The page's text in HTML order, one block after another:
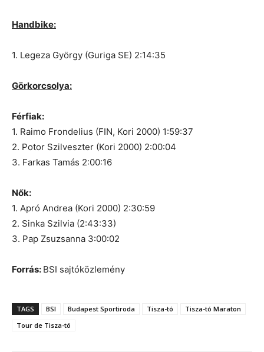
Handbike:
1. Legeza György (Guriga SE) 2:14:35
Görkorcsolya:
Férfiak:
1. Raimo Frondelius (FIN, Kori 2000) 1:59:37
2. Potor Szilveszter (Kori 2000) 2:00:04
3. Farkas Tamás 2:00:16
Nők:
1. Apró Andrea (Kori 2000) 2:30:59
2. Sinka Szilvia (2:43:33)
3. Pap Zsuzsanna 3:00:02
Forrás: BSI sajtóközlemény
TAGS BSI Budapest Sportiroda Tisza-tó
Tisza-tó Maraton
Tour de Tisza-tó